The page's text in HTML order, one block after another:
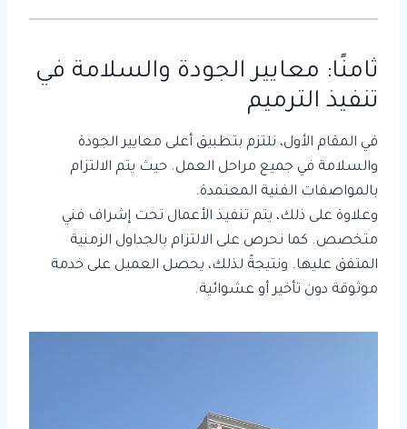
ثامنًا: معايير الجودة والسلامة في
تنفيذ الترميم
في المقام الأول، نلتزم بتطبيق أعلى معايير الجودة
والسلامة في جميع مراحل العمل. حيث يتم الالتزام
بالمواصفات الفنية المعتمدة.
وعلاوة على ذلك، يتم تنفيذ الأعمال تحت إشراف فني
متخصص. كما نحرص على الالتزام بالجداول الزمنية
المتفق عليها. ونتيجةً لذلك، يحصل العميل على خدمة
موثوقة دون تأخير أو عشوائية.